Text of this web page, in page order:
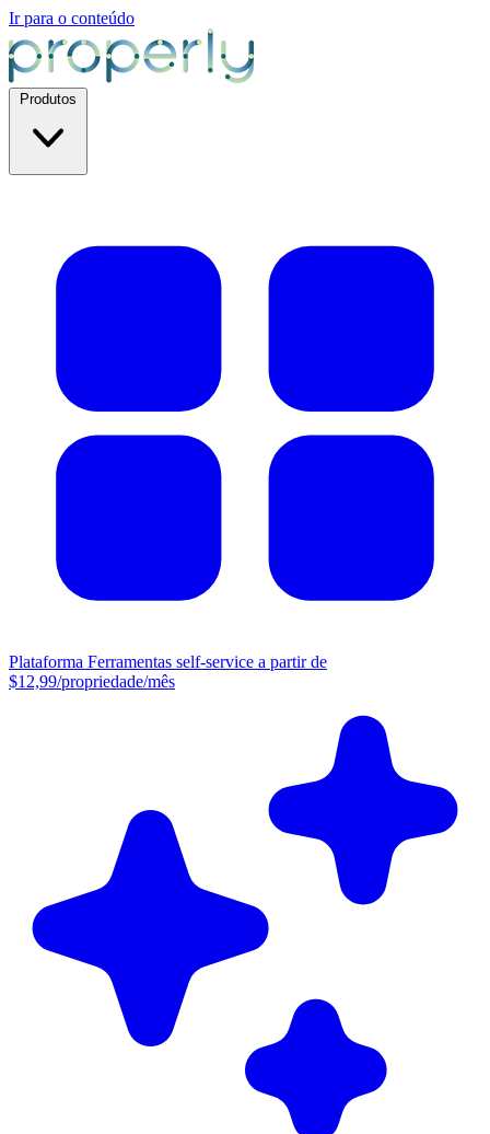
Ir para o conteúdo
Plataforma Ferramentas self-service a partir de
$12,99/propriedade/mês